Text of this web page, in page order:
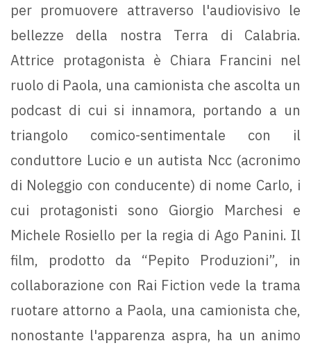
per promuovere attraverso l'audiovisivo le
bellezze della nostra Terra di Calabria.
Attrice protagonista è Chiara Francini nel
ruolo di Paola, una camionista che ascolta un
podcast di cui si innamora, portando a un
triangolo comico-sentimentale con il
conduttore Lucio e un autista Ncc (acronimo
di Noleggio con conducente) di nome Carlo, i
cui protagonisti sono Giorgio Marchesi e
Michele Rosiello per la regia di Ago Panini. Il
film, prodotto da “Pepito Produzioni”, in
collaborazione con Rai Fiction vede la trama
ruotare attorno a Paola, una camionista che,
nonostante l'apparenza aspra, ha un animo